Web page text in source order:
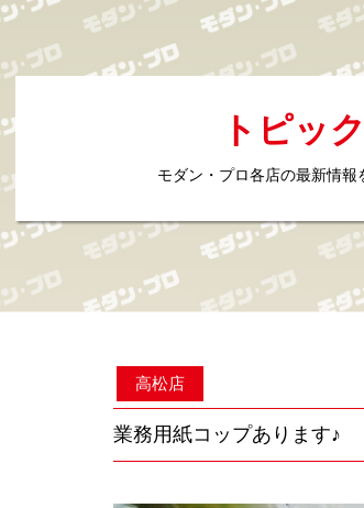
トピッ
モダン・プロ各店の最新情報
高松店
業務用紙コップあります♪